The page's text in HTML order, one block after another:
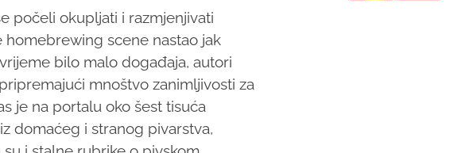
počeli okupljati i razmjenjivati
homebrewing scene nastao jak
bilo malo događaja, autori
mnoštvo zanimljivosti za
je na portalu oko šest tisuća
domaćeg i stranog pivarstva,